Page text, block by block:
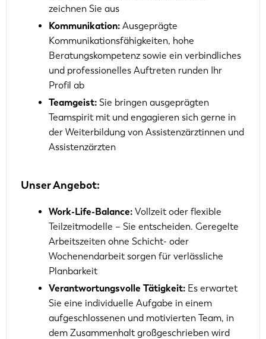
zeichnen Sie aus
Kommunikation: Ausgeprägte
Kommunikationsfähigkeiten, hohe
Beratungskompetenz sowie ein verbindliches
und professionelles Auftreten runden Ihr
Profil ab
Teamgeist: Sie bringen ausgeprägten
Teamspirit mit und engagieren sich gerne in
der Weiterbildung von Assistenzärztinnen und
Assistenzärzten
Unser Angebot:
Work-Life-Balance: Vollzeit oder flexible
Teilzeitmodelle – Sie entscheiden. Geregelte
Arbeitszeiten ohne Schicht- oder
Wochenendarbeit sorgen für verlässliche
Planbarkeit
Verantwortungsvolle Tätigkeit: Es erwartet
Sie eine individuelle Aufgabe in einem
aufgeschlossenen und motivierten Team, in
dem Zusammenhalt großgeschrieben wird